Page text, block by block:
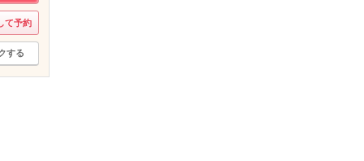
て予約
する